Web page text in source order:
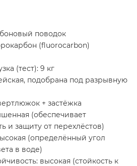
поводок
(fluorocarbon)
(тест): 9 кг
подобрана под разрывную
+ застёжка
(обеспечивает
и защиту от перехлёстов)
(определённый угол
в воде)
высокая (стойкость к